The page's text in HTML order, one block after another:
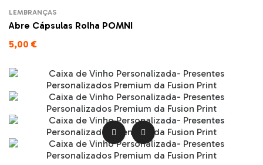
LEMBRANÇAS
Abre Cápsulas Rolha POMNI
5,00 €
 